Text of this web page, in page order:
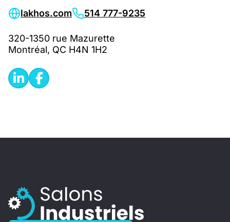
lakhos.com 514 777-9235
320-1350 rue Mazurette
Montréal, QC H4N 1H2